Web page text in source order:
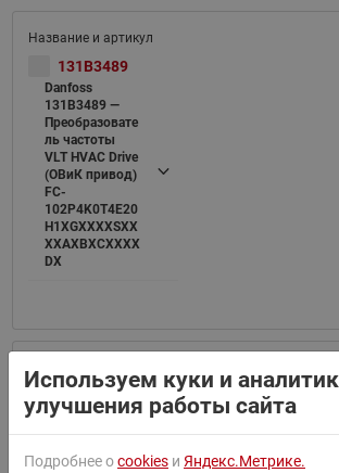
131B3489
Danfoss
131B3489 —
Преобразовате
ль частоты
VLT HVAC Drive
(ОВиК привод)
FC-
102P4K0T4E20
H1XGXXXXSXX
XXAXBXCXXXX
DX
131B4220
Danfoss
131B4220 —
Преобразовате
ль частоты
Используем куки и
улучшения работы сайта
Подробнее оcookies и Яндекс.Метрике.